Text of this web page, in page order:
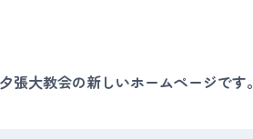
張大教会の新しいホームページです。